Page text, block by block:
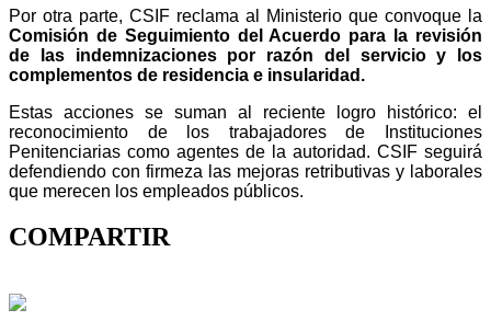
Por otra parte, CSIF reclama al Ministerio que convoque la
Comisión de Seguimiento del Acuerdo para la revisión
de las indemnizaciones por razón del servicio y los
complementos de residencia e insularidad.
Estas acciones se suman al reciente logro histórico: el
reconocimiento de los trabajadores de Instituciones
Penitenciarias como agentes de la autoridad. CSIF seguirá
defendiendo con firmeza las mejoras retributivas y laborales
que merecen los empleados públicos.
COMPARTIR